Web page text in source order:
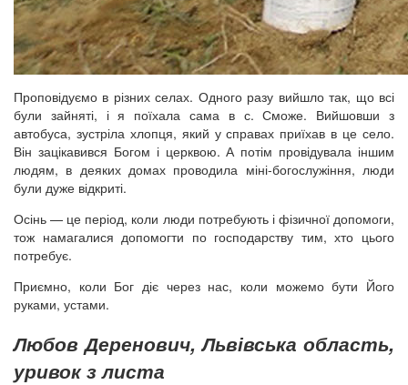
Проповідуємо в різних селах. Одного разу вийшло так, що всі
були зайняті, і я поїхала сама в с. Сможе. Вийшовши з
автобуса, зустріла хлопця, який у справах приїхав в це село.
Він зацікавився Богом і церквою. А потім провідувала іншим
людям, в деяких домах проводила міні-богослужіння, люди
були дуже відкриті.
Осінь — це період, коли люди потребують і фізичної допомоги,
тож намагалися допомогти по господарству тим, хто цього
потребує.
Приємно, коли Бог діє через нас, коли можемо бути Його
руками, устами.
Любов Деренович, Львівська область,
уривок з листа